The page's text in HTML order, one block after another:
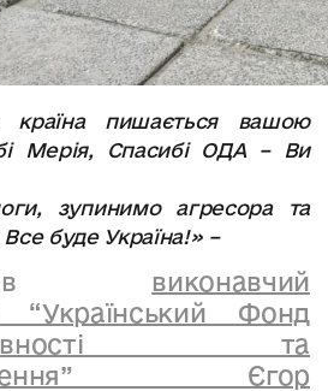
країна пишається вашою
Мерія, Спасибі ОДА – Ви
зупинимо агресора та
буде Україна!» –
виконавчий
Фонд
та
Єгор